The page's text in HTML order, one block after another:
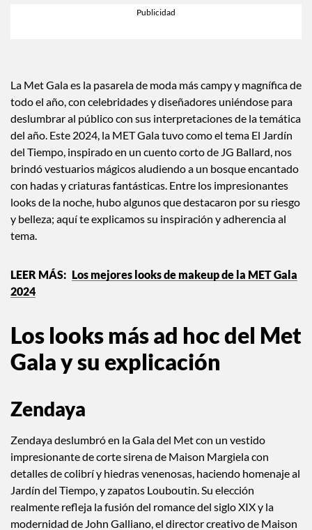
La Met Gala es la pasarela de moda más campy y magnífica de
todo el año, con celebridades y diseñadores uniéndose para
deslumbrar al público con sus interpretaciones de la temática
del año. Este 2024, la MET Gala tuvo como el tema El Jardín
del Tiempo, inspirado en un cuento corto de JG Ballard, nos
brindó vestuarios mágicos aludiendo a un bosque encantado
con hadas y criaturas fantásticas. Entre los impresionantes
looks de la noche, hubo algunos que destacaron por su riesgo
y belleza; aquí te explicamos su inspiración y adherencia al
Los looks más ad hoc del Met
Gala y su explicación
Zendaya
Zendaya deslumbró en la Gala del Met con un vestido
impresionante de corte sirena de Maison Margiela con
detalles de colibrí y hiedras venenosas, haciendo homenaje al
Jardín del Tiempo, y zapatos Louboutin. Su elección
realmente refleja la fusión del romance del siglo XIX y la